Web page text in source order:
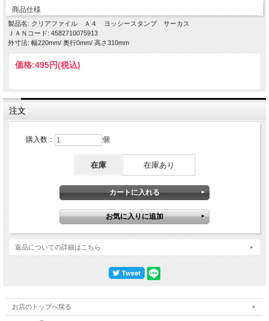
商品仕様
製品名: クリアファイル Ａ４ ヨッシースタンプ サーカス
ＪＡＮコード: 4582710075913
外寸法: 幅220mm/ 奥行0mm/ 高さ310mm
価格:495円(税込)
注文
購入数： 個
在庫 在庫あり
返品についての詳細はこちら
お店のトップへ戻る